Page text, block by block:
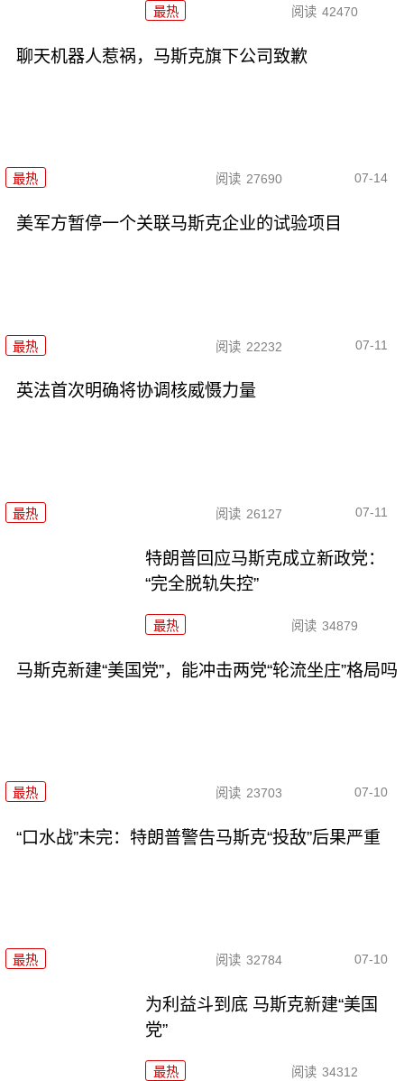
最热 阅读 42470
聊天机器人惹祸，马斯克旗下公司致歉
最热 阅读 27690 07-14
美军方暂停一个关联马斯克企业的试验项目
最热 阅读 22232 07-11
英法首次明确将协调核威慑力量
最热 阅读 26127 07-11
特朗普回应马斯克成立新政党：
“完全脱轨失控”
最热 阅读 34879
马斯克新建“美国党”，能冲击两党“轮流坐庄”格局吗
最热 阅读 23703 07-10
“口水战”未完：特朗普警告马斯克“投敌”后果严重
最热 阅读 32784 07-10
为利益斗到底 马斯克新建“美国
党”
最热 阅读 34312